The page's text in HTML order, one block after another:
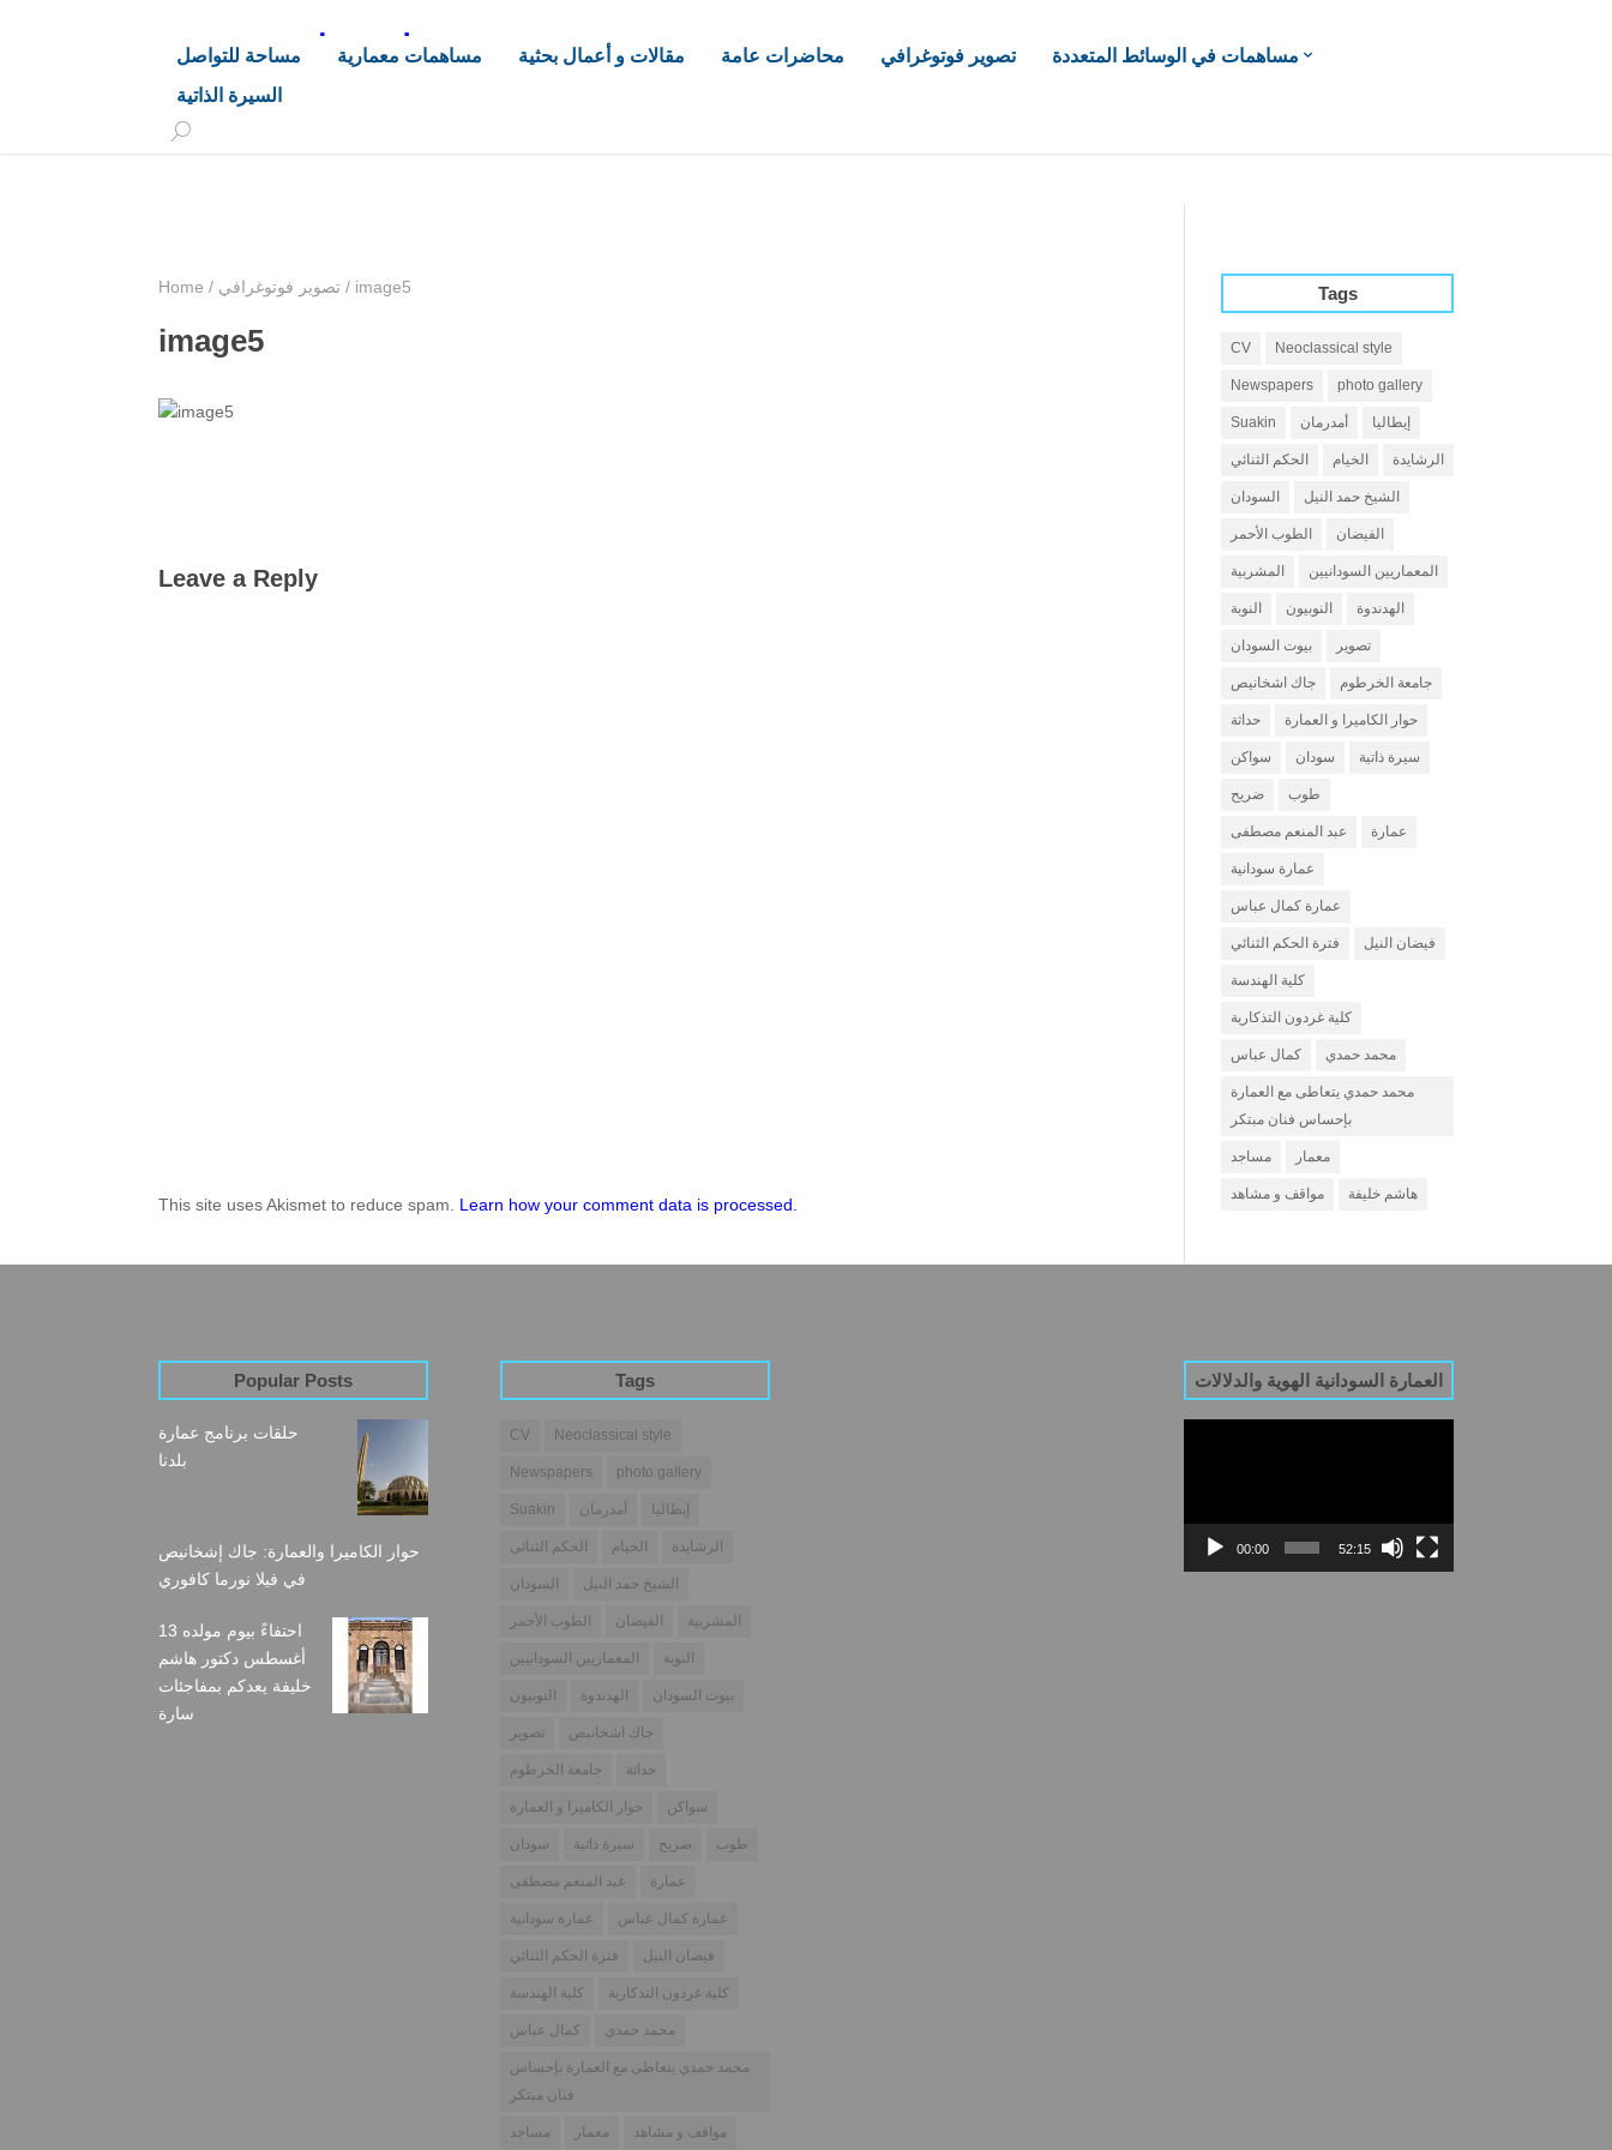
د. هاشم خليفة محجوب
مساحة للتواصل مساهمات معمارية مقالات و أعمال بحثية محاضرات عامة تصوير فوتوغرافي
مساهمات في الوسائط المتعددة
السيرة الذاتية
Home / تصوير فوتوغرافي / image5
image5
Leave a Reply
This site uses Akismet to reduce spam. Learn how your comment data is processed.
Tags
CV Neoclassical style
Newspapers photo gallery
Suakin أمدرمان إيطاليا
الحكم الثنائي الخيام الرشايدة
السودان الشيخ حمد النيل
الطوب الأحمر الفيضان
المشربية المعماريين السودانيين
النوبة النوبيون الهدندوة
بيوت السودان تصوير
جاك اشخانيص جامعة الخرطوم
حداثة حوار الكاميرا و العمارة
سواكن سودان سيرة ذاتية
ضريح طوب
عبد المنعم مصطفى عمارة
عمارة سودانية
عمارة كمال عباس
فترة الحكم الثنائي فيضان النيل
كلية الهندسة
كلية غردون التذكارية
كمال عباس محمد حمدي
محمد حمدي يتعاطى مع العمارة
بإحساس فنان مبتكر
مساجد معمار
مواقف و مشاهد هاشم خليفة
Popular Posts
حلقات برنامج عمارة
بلدنا
حوار الكاميرا والعمارة: جاك إشخانيص
في فيلا نورما كافوري
احتفاءً بيوم مولده 13
أغسطس دكتور هاشم
خليفة يعدكم بمفاجئات
سارة
Tags
CV Neoclassical style
Newspapers photo gallery
Suakin أمدرمان إيطاليا
الحكم الثنائي الخيام الرشايدة
السودان الشيخ حمد النيل
الطوب الأحمر الفيضان المشربية
المعماريين السودانيين النوبة
النوبيون الهدندوة بيوت السودان
تصوير جاك اشخانيص
جامعة الخرطوم حداثة
حوار الكاميرا و العمارة سواكن
سودان سيرة ذاتية ضريح طوب
عبد المنعم مصطفى عمارة
عمارة سودانية عمارة كمال عباس
فترة الحكم الثنائي فيضان النيل
كلية الهندسة كلية غردون التذكارية
كمال عباس محمد حمدي
محمد حمدي يتعاطى مع العمارة بإحساس
فنان مبتكر
مساجد معمار مواقف و مشاهد
العمارة السودانية الهوية والدلالات
00:00 52:15